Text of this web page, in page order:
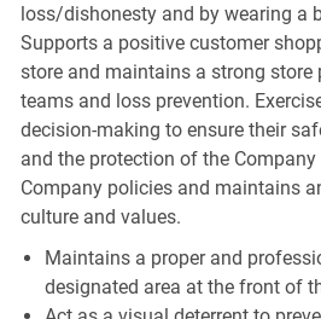
loss/dishonesty and by wearing a
Supports a positive customer
store and maintains a strong store
teams and loss prevention.
decision-making to ensure their
and the protection of the
Company policies and maintains
culture and values.
Maintains a proper and
designated area at the front of